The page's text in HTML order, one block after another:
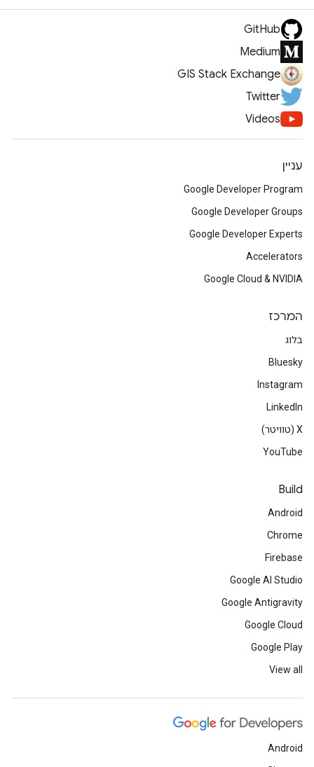
GitHub
Medium
GIS Stack Exchange
Twitter
Videos
עניין
Google Developer Program
Google Developer Groups
Google Developer Experts
Accelerators
Google Cloud & NVIDIA
המרכז
בלוג
Bluesky
Instagram
LinkedIn
‫X (טוויטר)
YouTube
Build
Android
Chrome
Firebase
Google AI Studio
Google Antigravity
Google Cloud
Google Play
View all
Android